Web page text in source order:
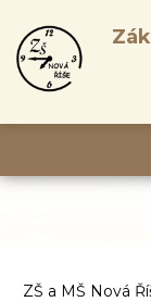
ZŠ a MŠ Nová